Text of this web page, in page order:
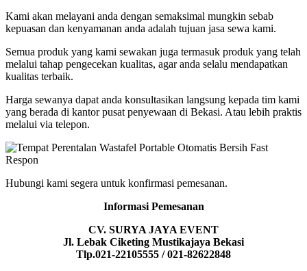
Kami akan melayani anda dengan semaksimal mungkin sebab
kepuasan dan kenyamanan anda adalah tujuan jasa sewa kami.
Semua produk yang kami sewakan juga termasuk produk yang telah
melalui tahap pengecekan kualitas, agar anda selalu mendapatkan
kualitas terbaik.
Harga sewanya dapat anda konsultasikan langsung kepada tim kami
yang berada di kantor pusat penyewaan di Bekasi. Atau lebih praktis
melalui via telepon.
Hubungi kami segera untuk konfirmasi pemesanan.
Informasi Pemesanan
CV. SURYA JAYA EVENT
Jl. Lebak Ciketing Mustikajaya Bekasi
Tlp.021-22105555 / 021-82622848